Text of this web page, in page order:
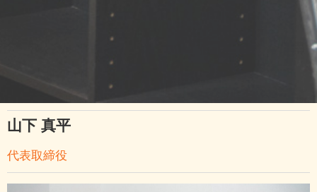
山下 真平
代表取締役